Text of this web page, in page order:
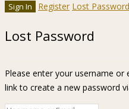
Register Lost Password
Lost Password
Please enter your username or
link to create a new password